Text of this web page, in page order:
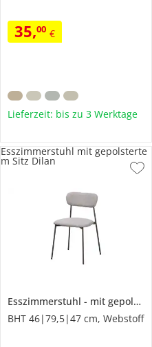
35,00 €
Lieferzeit: bis zu 3 Werktage
Esszimmerstuhl
mit gepolstertem Sitz
BHT 46|79,5|47 cm, Webstoff
Esszimmerstuhl mit gepolsterte
m Sitz Dilan